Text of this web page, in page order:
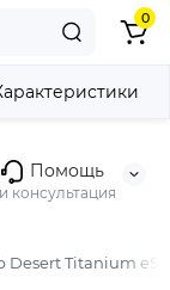
Помощь
и консультация
0
Desert Titanium